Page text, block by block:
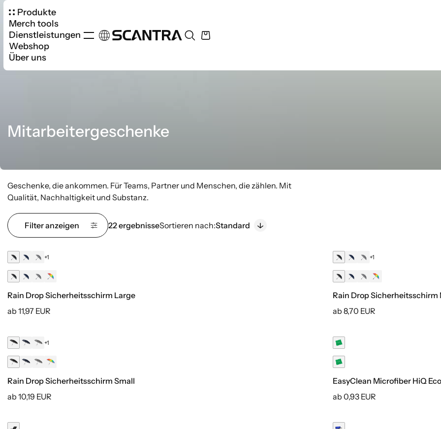
Produkte
Merch tools
Dienstleistungen
Webshop
Über uns
Mitarbeitergeschenke
Geschenke, die ankommen. Für Teams, Partner und Menschen, die zählen. Mit
Qualität, Nachhaltigkeit und Substanz.
Filter anzeigen 22 ergebnisseSortieren nach:Standard
+1
Rain Drop Sicherheitsschirm Large
ab 11,97 EUR
+1
Rain Drop Sicherheitsschirm
ab 8,70 EUR
+1
Rain Drop Sicherheitsschirm Small
ab 10,19 EUR
Digitaldruck inklusive
EasyClean Microfiber HiQ Eco
ab 0,93 EUR